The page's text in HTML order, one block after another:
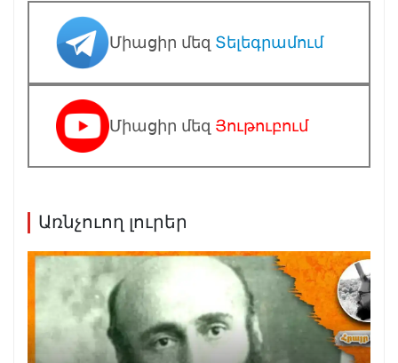
Միացիր մեզ Տելեգրամում
Միացիր մեզ Յութուբում
Առնչուող լուրեր